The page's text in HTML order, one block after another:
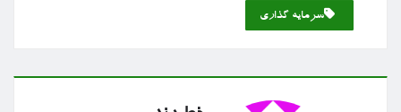
سرمایه گذاری